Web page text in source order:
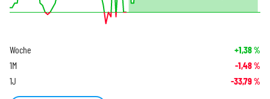
Woche +1,38%
1M -1,48%
1J -33,79%